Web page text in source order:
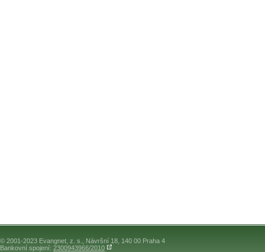
© 2001-2023 Evangnet, z. s., Návršní 18, 140 00 Praha 4
Bankovní spojení: 2300943966/2010